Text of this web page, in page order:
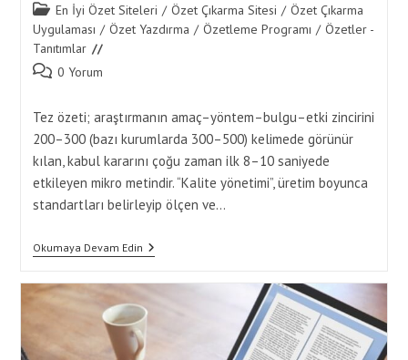
Post
category:
En İyi Özet Siteleri / Özet Çıkarma Sitesi / Özet Çıkarma
Uygulaması / Özet Yazdırma / Özetleme Programı / Özetler -
Tanıtımlar
Post 0 Yorum
Tez özeti; araştırmanın amaç–yöntem–bulgu–etki zincirini
200–300 (bazı kurumlarda 300–500) kelimede görünür
kılan, kabul kararını çoğu zaman ilk 8–10 saniyede
etkileyen mikro metindir. “Kalite yönetimi”, üretim boyunca
standartları belirleyip ölçen ve…
Okumaya Devam EdinTez
Yaptırma
Hizmetlerinde
Kalite
Güvencesi